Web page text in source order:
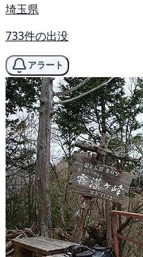
埼玉県
733件の出没
アラート